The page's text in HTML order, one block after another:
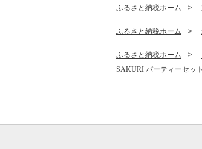
ふるさと納税ホーム
ふるさと納税ホーム
ふるさと納税ホーム
SAKURI パーティーセッ